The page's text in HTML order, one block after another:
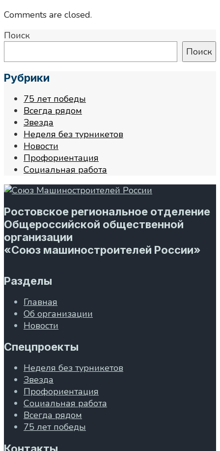
Comments are closed.
Поиск
Поиск
Рубрики
75 лет победы
Всегда рядом
Звезда
Неделя без турникетов
Новости
Профориентация
Социальная работа
Ростовское региональное отделение
Общероссийской общественной
организации
«Союз машиностроителей России»
Разделы
Главная
Об организации
Новости
Спецпроекты
Неделя без турникетов
Звезда
Профориентация
Социальная работа
Всегда рядом
75 лет победы
Контакты